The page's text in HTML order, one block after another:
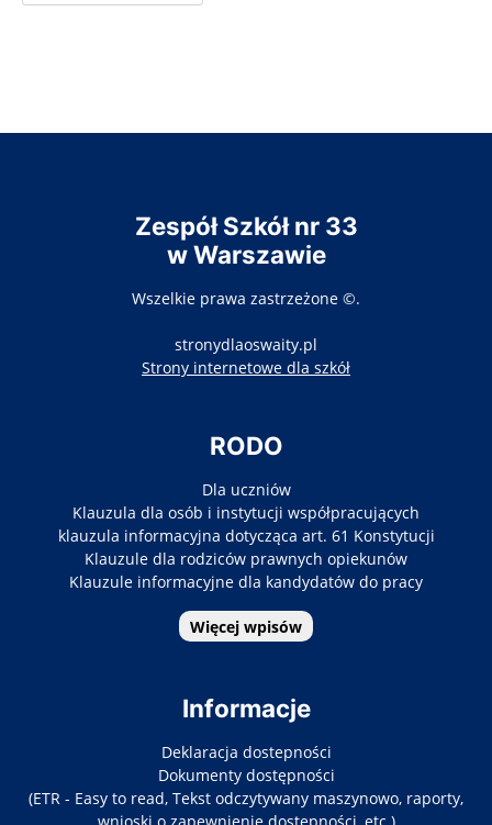
Zespół Szkół nr 33
w Warszawie
Wszelkie prawa zastrzeżone ©.
stronydlaoswaity.pl
Strony internetowe dla szkółotwiera się w
RODO
Dla uczniów
Klauzula dla osób i instytucji współpracujących
klauzula informacyjna dotycząca art. 61 Konstytucji
Klauzule dla rodziców prawnych opiekunów
Klauzule informacyjne dla kandydatów do pracy
Więcej wpisów
Informacje
Deklaracja dostepności
Dokumenty dostępności
(ETR - Easy to read, Tekst odczytywany maszynowo, raporty,